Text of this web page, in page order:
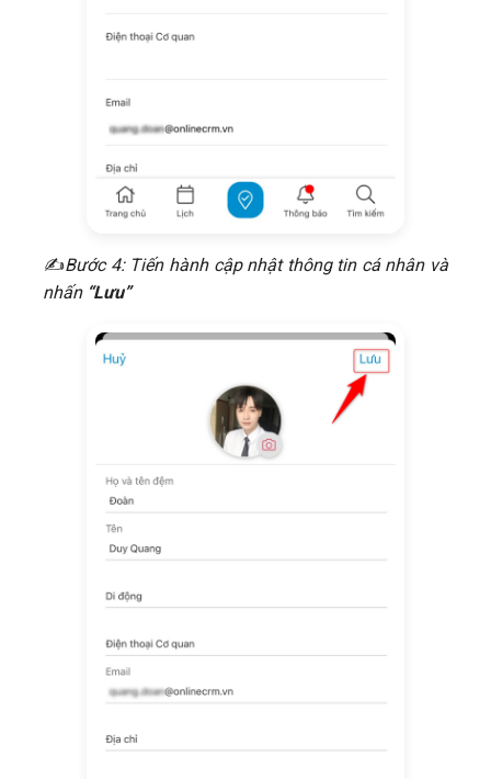
​✍Bước 4: Tiến hành cập nhật thông tin cá nhân và
nhấn “Lưu”